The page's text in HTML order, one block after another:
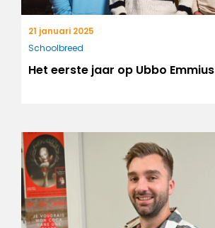
21 januari 2025
Schoolbreed
Het eerste jaar op Ubbo Emmius